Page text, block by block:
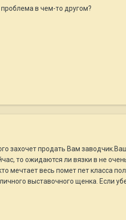
в чем-то другом?
захочет продать Вам
то ожидаются ли вязки в не
мечтает весь помет пет класса
выставочного щенка. Если